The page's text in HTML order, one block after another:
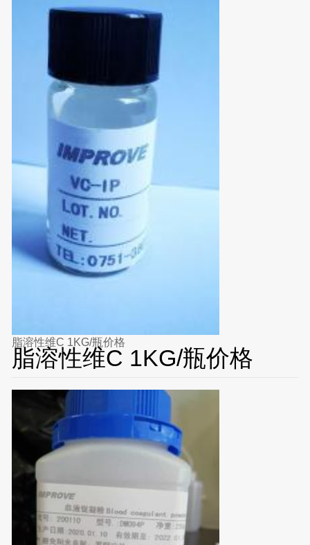
脂溶性维C 1KG/瓶价格
脂溶性维C 1KG/瓶价格